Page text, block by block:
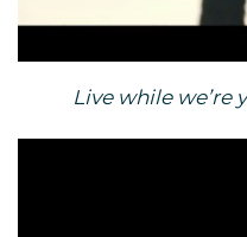
Live while we’re